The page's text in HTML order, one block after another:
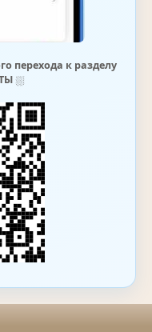
перехода к разделу
⛆